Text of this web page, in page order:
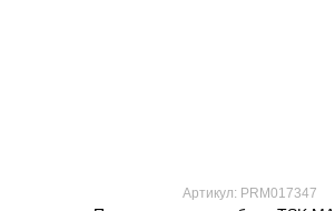
Артикул: PRM017347